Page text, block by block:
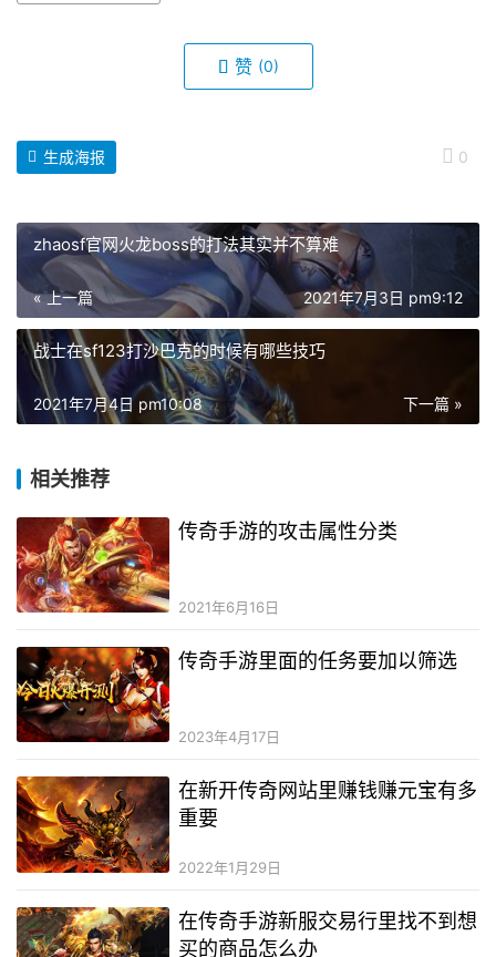
赞 (0)
0
生成海报
zhaosf官网火龙boss的打法其实并不算难
« 上一篇 2021年7月3日 pm9:12
战士在sf123打沙巴克的时候有哪些技巧
下一篇 »
2021年7月4日 pm10:08
相关推荐
传奇手游的攻击属性分类
2021年6月16日
传奇手游里面的任务要加以筛选
2023年4月17日
在新开传奇网站里赚钱赚元宝有多
重要
2022年1月29日
在传奇手游新服交易行里找不到想
买的商品怎么办